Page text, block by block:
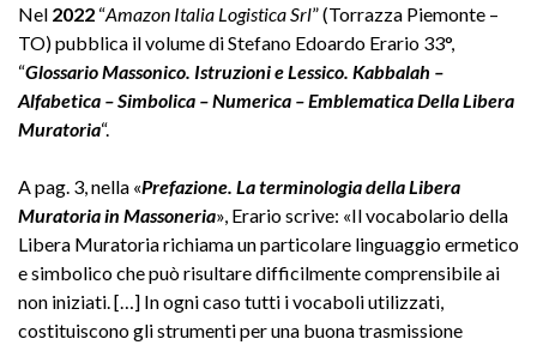
Nel 2022 “Amazon Italia Logistica Srl” (Torrazza Piemonte –
TO) pubblica il volume di Stefano Edoardo Erario 33°,
“Glossario Massonico. Istruzioni e Lessico. Kabbalah –
Alfabetica – Simbolica – Numerica – Emblematica Della Libera
Muratoria“.
A pag. 3, nella «Prefazione. La terminologia della Libera
Muratoria in Massoneria», Erario scrive: «Il vocabolario della
Libera Muratoria richiama un particolare linguaggio ermetico
e simbolico che può risultare difficilmente comprensibile ai
non iniziati. […] In ogni caso tutti i vocaboli utilizzati,
costituiscono gli strumenti per una buona trasmissione